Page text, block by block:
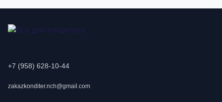
+7 (958) 628-10-44
zakazkonditer.nch@gmail.com